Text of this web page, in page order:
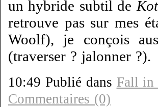
un hybride subtil de
retrouve pas sur mes
Woolf), je conçois
(traverser ? jalonner ?).
10:49 Publié dans Fall in
Commentaires (0)